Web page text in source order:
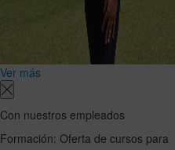
Ver más
Con nuestros empleados
Formación: Oferta de cursos para